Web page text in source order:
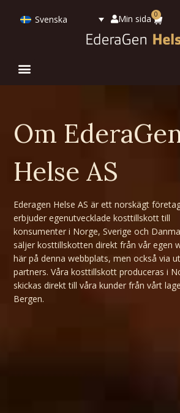
Svenska Min sida 0
Om
Helse AS
Ederagen Helse AS är ett norskägt
erbjuder egenutvecklade kosttillskott till
konsumenter i Norge, Sverige och
säljer kosttillskotten direkt från vår egen
här på denna webbplats, men också via
partners. Våra kosttillskott produceras i
skickas direkt till våra kunder från vårt
Bergen.